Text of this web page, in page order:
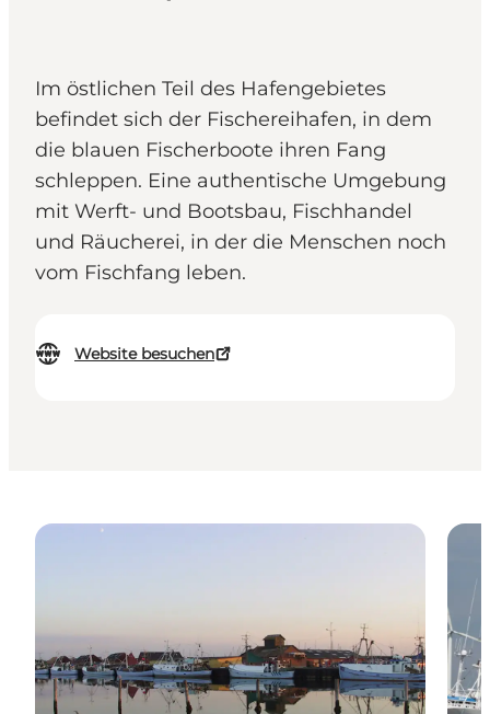
Im östlichen Teil des Hafengebietes
befindet sich der Fischereihafen, in dem
die blauen Fischerboote ihren Fang
schleppen. Eine authentische Umgebung
mit Werft- und Bootsbau, Fischhandel
und Räucherei, in der die Menschen noch
vom Fischfang leben.
Website besuchen